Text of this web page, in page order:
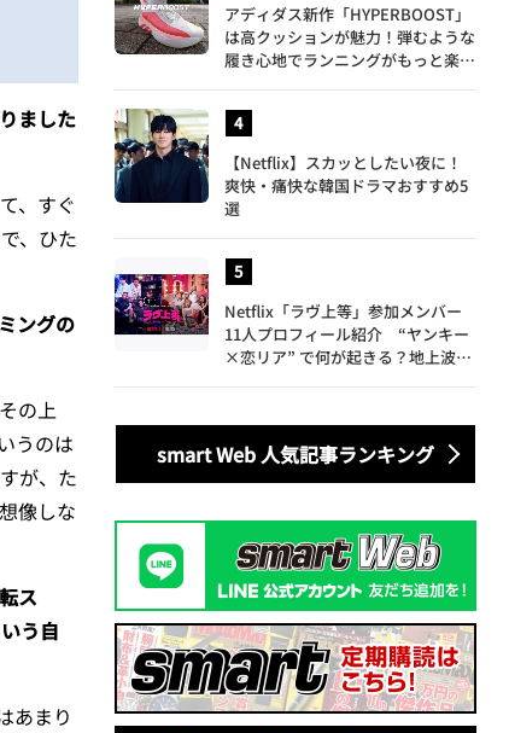
ました
、すぐ
、ひた
ングの
の上
うのは
が、た
像しな
ス
う自
あまり
アディダス新作「HYPERBOOST」
は高クッションが魅力！弾むような
履き心地でランニングがもっと楽し
【Netflix】スカッとしたい夜に！
爽快・痛快な韓国ドラマおすすめ5
選
Netflix「ラヴ上等」参加メンバー
11人プロフィール紹介 “ヤンキー
×恋リア” で何が起きる？地上波で
smart Web 人気記事ランキング